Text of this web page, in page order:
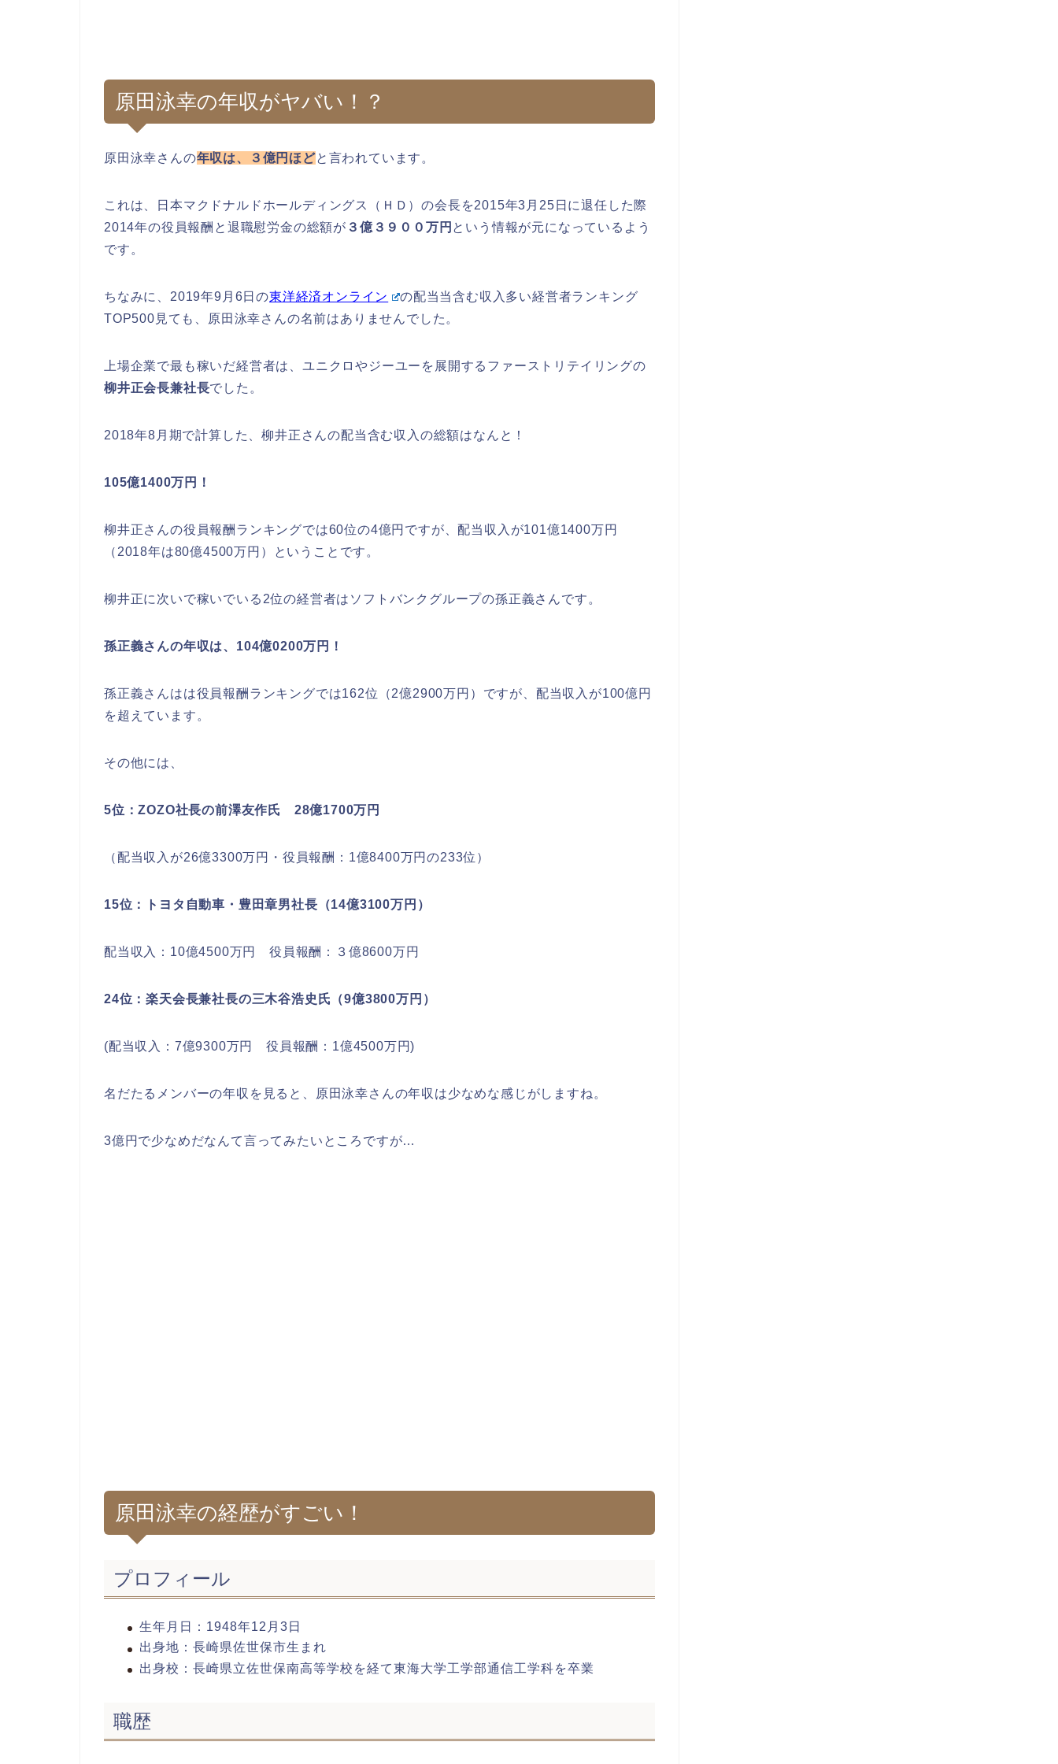
原田泳幸の年収がヤバい！？
原田泳幸さんの年収は、３億円ほどと言われています。
これは、日本マクドナルドホールディングス（ＨＤ）の会長を2015年3月25日に退任した際
2014年の役員報酬と退職慰労金の総額が ３億３９００万円 という情報が元になっているよう
です。
ちなみに、2019年9月6日の東洋経済オンライン
の配当当含む収入多い経営者ランキング
TOP500見ても、原田泳幸さんの名前はありませんでした。
上場企業で最も稼いだ経営者は、ユニクロやジーユーを展開するファーストリテイリングの
柳井正会長兼社長でした。
2018年8月期で計算した、柳井正さんの配当含む収入の総額はなんと！
105億1400万円！
柳井正さんの役員報酬ランキングでは60位の4億円ですが、配当収入が101億1400万円
（2018年は80億4500万円）ということです。
柳井正に次いで稼いでいる2位の経営者はソフトバンクグループの孫正義さんです。
孫正義さんの年収は、104億0200万円！
孫正義さんはは役員報酬ランキングでは162位（2億2900万円）ですが、配当収入が100億円
を超えています。
その他には、
5位：ZOZO社長の前澤友作氏 28億1700万円
（配当収入が26億3300万円・役員報酬：1億8400万円の233位）
15位：トヨタ自動車・豊田章男社長（14億3100万円）
配当収入：10億4500万円 役員報酬：３億8600万円
24位：楽天会長兼社長の三木谷浩史氏（9億3800万円）
(配当収入：7億9300万円 役員報酬：1億4500万円)
名だたるメンバーの年収を見ると、原田泳幸さんの年収は少なめな感じがしますね。
3億円で少なめだなんて言ってみたいところですが…
原田泳幸の経歴がすごい！
プロフィール
生年月日：1948年12月3日
出身地：長崎県佐世保市生まれ
出身校：長崎県立佐世保南高等学校を経て東海大学工学部通信工学科を卒業
職歴